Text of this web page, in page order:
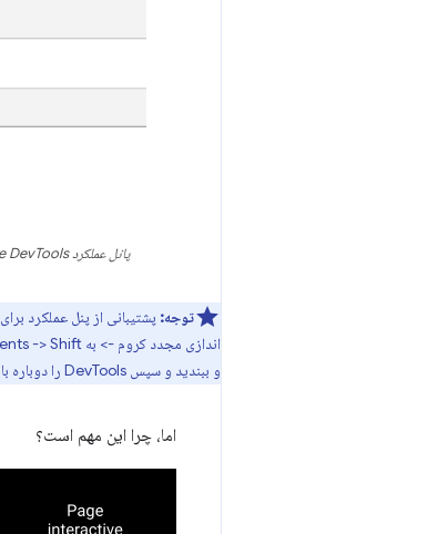
پانل عملکرد Chrome DevTools > پایین به بالا. با فعال کردن Runtime Call Stats V8، می توانیم زمان صرف شده در مراحلی مانند تجزیه و کامپایل را مشاهده کنیم.
توجه:
اندازی مجدد کروم -> به DevTools -> Settings -> Experiments -> Shift را 6 بار بزنید -> گزینه ای به نام
و ببندید و سپس DevTools را دوباره باز کنید.
اما، چرا این مهم است؟